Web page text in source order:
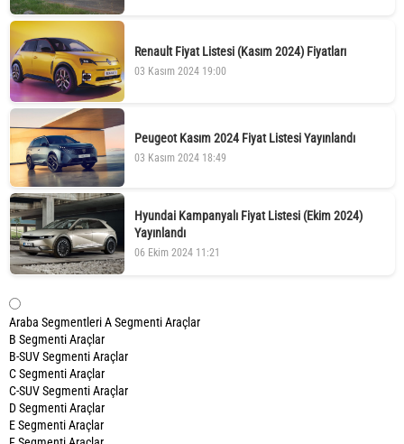
Renault Fiyat Listesi (Kasım 2024) Fiyatları
03 Kasım 2024 19:00
Peugeot Kasım 2024 Fiyat Listesi Yayınlandı
03 Kasım 2024 18:49
Hyundai Kampanyalı Fiyat Listesi (Ekim 2024)
Yayınlandı
06 Ekim 2024 11:21
Araba SegmentleriA Segmenti Araçlar
B Segmenti Araçlar
B-SUV Segmenti Araçlar
C Segmenti Araçlar
C-SUV Segmenti Araçlar
D Segmenti Araçlar
E Segmenti Araçlar